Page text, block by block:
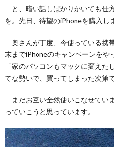
と、暗い話しばかりかいても仕
を。先日、待望のiPhoneを購入し
奥さんが丁度、今使っている携
末までiPhoneのキャンペーンをや
「家のパソコンもマックに変えた
てな勢いで、買ってしまった次第で
まだお互い全然使いこなせてい
っていこうと思っています。